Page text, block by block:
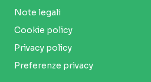
Note legali
Cookie policy
Privacy policy
Preferenze privacy